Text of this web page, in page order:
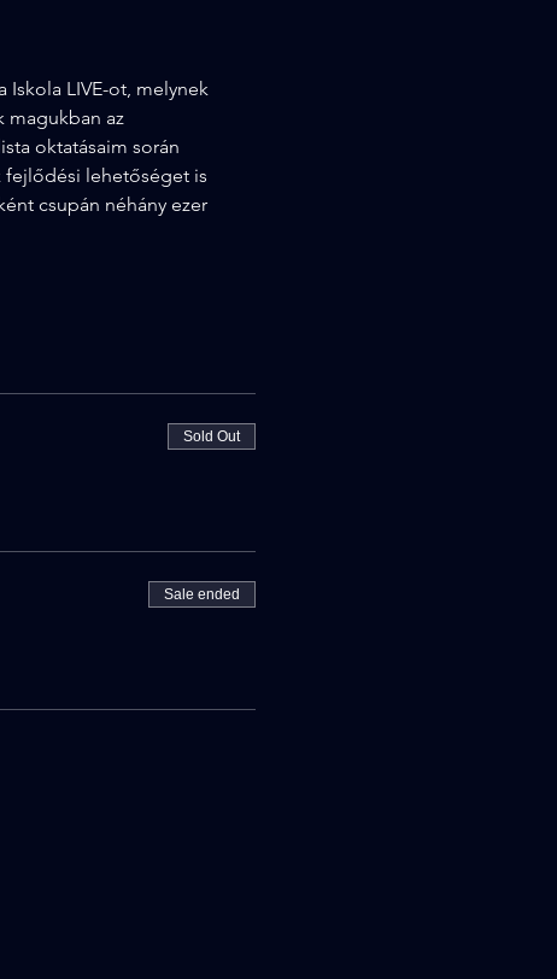
LIVE-ot, melynek
magukban az
oktatásaim során
fejlődési lehetőséget is
csupán néhány ezer
Sold Out
Sale ended